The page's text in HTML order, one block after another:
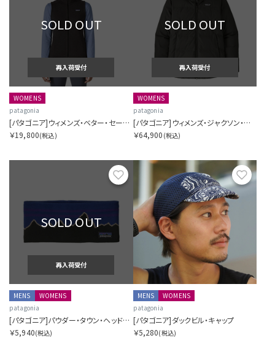
SOLD OUT
再入荷受付
WOMENS
patagonia
[パタゴニア]ウィメンズ・ベター・セーター・ベスト
￥19,800(税込)
SOLD OUT
再入荷受付
WOMENS
patagonia
[パタゴニア]ウィメンズ・ジャクソン・グレイシャー・ジャケット
￥64,900 (税込)
お気に入り
SOLD OUT
再入荷受付
MENS
WOMENS
patagonia
[パタゴニア]パウダー・タウン・ヘッドバンド
￥5,940(税込)
お気
MENS
WOMENS
patagonia
[パタゴニア]ダックビル・キャップ
￥5,280(税込)